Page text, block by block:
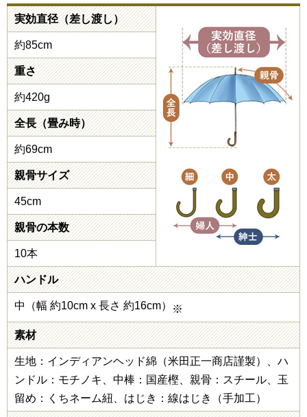
実効直径（差し渡し）
約85cm
重さ
約420g
全長（畳み時）
約69cm
親骨サイズ
45cm
親骨の本数
10本
ハンドル
中（幅 約10cm x 長さ 約16cm） ※
素材
生地：インディアンヘッド綿（米田正一商店謹製）、ハ
ンドル：モチノキ、中棒：国産樫、親骨：スチール、玉
留め：くちネーム紐、はじき：線はじき（手加工）